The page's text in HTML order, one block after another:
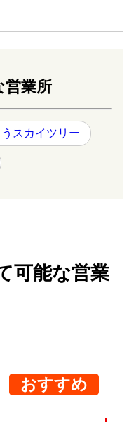
営業所
スカイツリー
可能な営業
おすすめ